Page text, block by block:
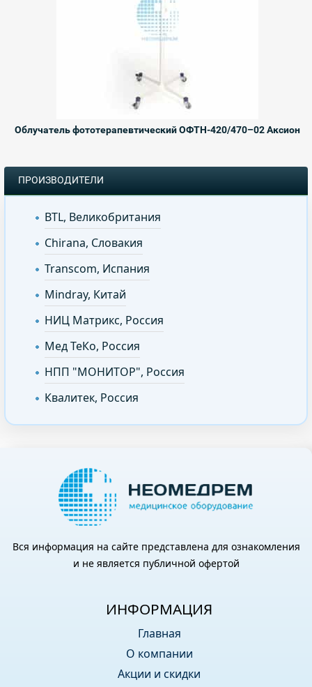
Облучатель фототерапевтический ОФТН-420/470–02 Аксион
ПРОИЗВОДИТЕЛИ
BTL, Великобритания
Chirana, Словакия
Transcom, Испания
Mindray, Китай
НИЦ Матрикс, Россия
Мед ТеКо, Россия
НПП "МОНИТОР", Россия
Квалитек, Россия
Вся информация на сайте представлена для ознакомления
и не является публичной офертой
ИНФОРМАЦИЯ
Главная
О компании
Акции и скидки